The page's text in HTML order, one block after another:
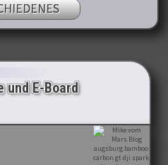
und E-Board